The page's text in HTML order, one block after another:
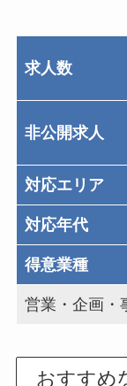
求人数
非公開求人
対応エリア
対応年代
得意業種
営業・企画・
おすすめ